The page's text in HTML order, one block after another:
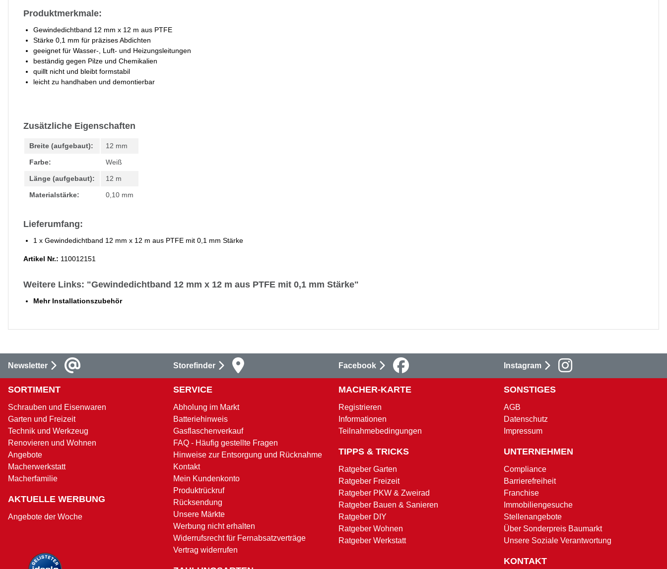
Produktmerkmale:
Gewindedichtband 12 mm x 12 m aus PTFE
Stärke 0,1 mm für präzises Abdichten
geeignet für Wasser-, Luft- und Heizungsleitungen
beständig gegen Pilze und Chemikalien
quillt nicht und bleibt formstabil
leicht zu handhaben und demontierbar
Zusätzliche Eigenschaften
Breite (aufgebaut): 12 mm
Farbe: Weiß
Länge (aufgebaut): 12 m
Materialstärke: 0,10 mm
Lieferumfang:
1 x Gewindedichtband 12 mm x 12 m aus PTFE mit 0,1 mm Stärke
Artikel Nr.: 110012151
Weitere Links: "Gewindedichtband 12 mm x 12 m aus PTFE mit 0,1 mm Stärke"
Mehr Installationszubehör
Newsletter Storefinder Facebook Instagram
SORTIMENT
Schrauben und Eisenwaren
Garten und Freizeit
Technik und Werkzeug
Renovieren und Wohnen
Angebote
Macherwerkstatt
Macherfamilie
AKTUELLE WERBUNG
Angebote der Woche
SERVICE
Abholung im Markt
Batteriehinweis
Gasflaschenverkauf
FAQ - Häufig gestellte Fragen
Hinweise zur Entsorgung und Rücknahme
Kontakt
Mein Kundenkonto
Produktrückruf
Rücksendung
Unsere Märkte
Werbung nicht erhalten
Widerrufsrecht für Fernabsatzverträge
Vertrag widerrufen
MACHER-KARTE
Registrieren
Informationen
Teilnahmebedingungen
TIPPS & TRICKS
Ratgeber Garten
Ratgeber Freizeit
Ratgeber PKW & Zweirad
Ratgeber Bauen & Sanieren
Ratgeber DIY
Ratgeber Wohnen
Ratgeber Werkstatt
SONSTIGES
AGB
Datenschutz
Impressum
UNTERNEHMEN
Compliance
Barrierefreiheit
Franchise
Immobiliengesuche
Stellenangebote
Über Sonderpreis Baumarkt
Unsere Soziale Verantwortung
KONTAKT